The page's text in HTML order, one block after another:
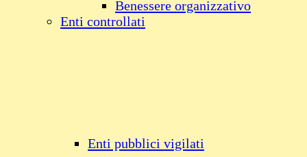
Benessere organizzativo
Enti controllati
Enti pubblici vigilati